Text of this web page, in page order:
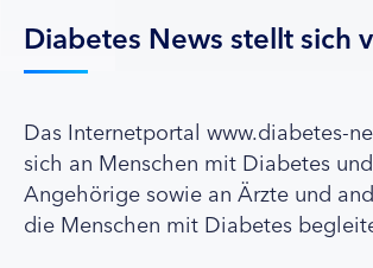
Diabetes News stellt sich
Das Internetportal www.diabetes-
sich an Menschen mit Diabetes
Angehörige sowie an Ärzte und
die Menschen mit Diabetes